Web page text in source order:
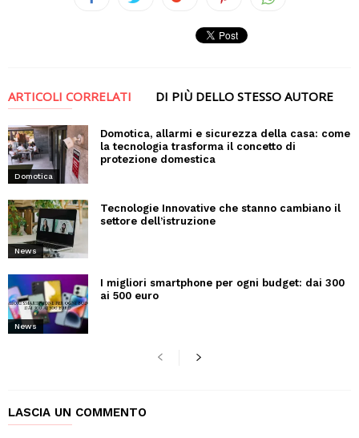
ARTICOLI CORRELATI DI PIÙ DELLO STESSO AUTORE
Domotica
Domotica, allarmi e sicurezza della casa: come
la tecnologia trasforma il concetto di
protezione domestica
News
Tecnologie Innovative che stanno cambiano il
settore dell’istruzione
News
I migliori smartphone per ogni budget: dai 300
ai 500 euro
LASCIA UN COMMENTO